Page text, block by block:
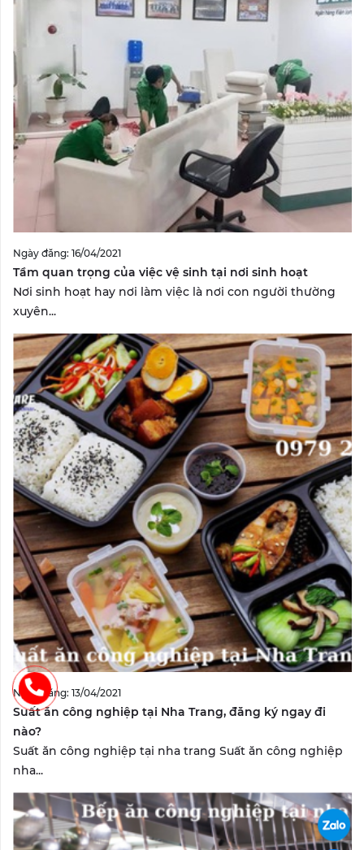
Ngày đăng: 16/04/2021
Tầm quan trọng của việc vệ sinh tại nơi sinh hoạt
Nơi sinh hoạt hay nơi làm việc là nơi con người thường
xuyên...
Ngày đăng: 13/04/2021
Suất ăn công nghiệp tại Nha Trang, đăng ký ngay đi
nào?
Suất ăn công nghiệp tại nha trang Suất ăn công nghiệp
nha...